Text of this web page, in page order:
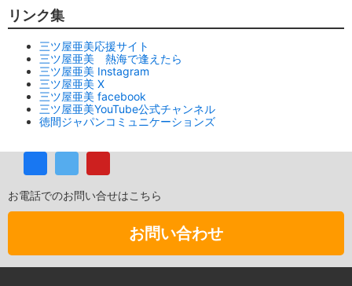
リンク集
三ツ屋亜美応援サイト
三ツ屋亜美 熱海で逢えたら
三ツ屋亜美 Instagram
三ツ屋亜美 X
三ツ屋亜美 facebook
三ツ屋亜美YouTube公式チャンネル
徳間ジャパンコミュニケーションズ
お電話でのお問い合せはこちら
お問い合わせ